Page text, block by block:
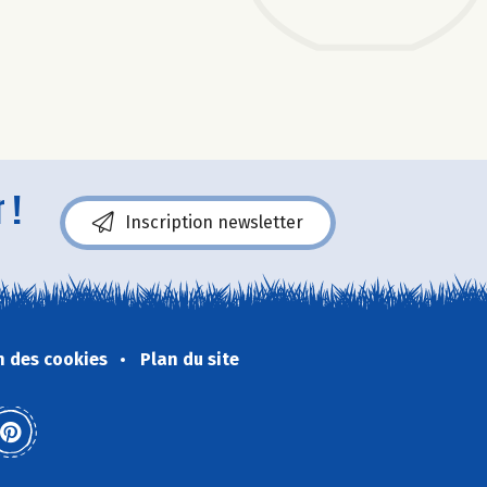
! Inscription newsletter
des cookies Plan du site